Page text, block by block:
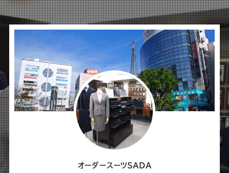
ば
シ
ェ
ア
し
て
く
だ
オーダースーツSADA